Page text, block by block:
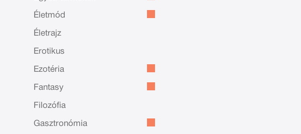
Életmód
Életrajz
Erotikus
Ezotéria
Fantasy
Filozófia
Gasztronómia